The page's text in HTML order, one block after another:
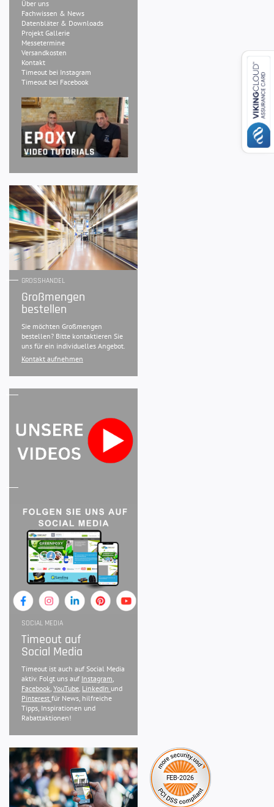
Über uns
Fachwissen & News
Datenbläter & Downloads
Projekt Gallerie
Messetermine
Versandkosten
Kontakt
Timeout bei Instagram
Timeout bei Facebook
GROSSHANDEL
Großmengen
bestellen
Sie möchten Großmengen
bestellen? Bitte kontaktieren Sie
uns für ein individuelles Angebot.
Kontakt aufnehmen
SOCIAL MEDIA
Timeout auf
Social Media
Timeout ist auch auf Social Media
aktiv. Folgt uns auf Instagram
Facebook YouTube LinkedIn und
Pinterest für News, hilfreiche
Tipps, Inspirationen und
Rabattaktionen!